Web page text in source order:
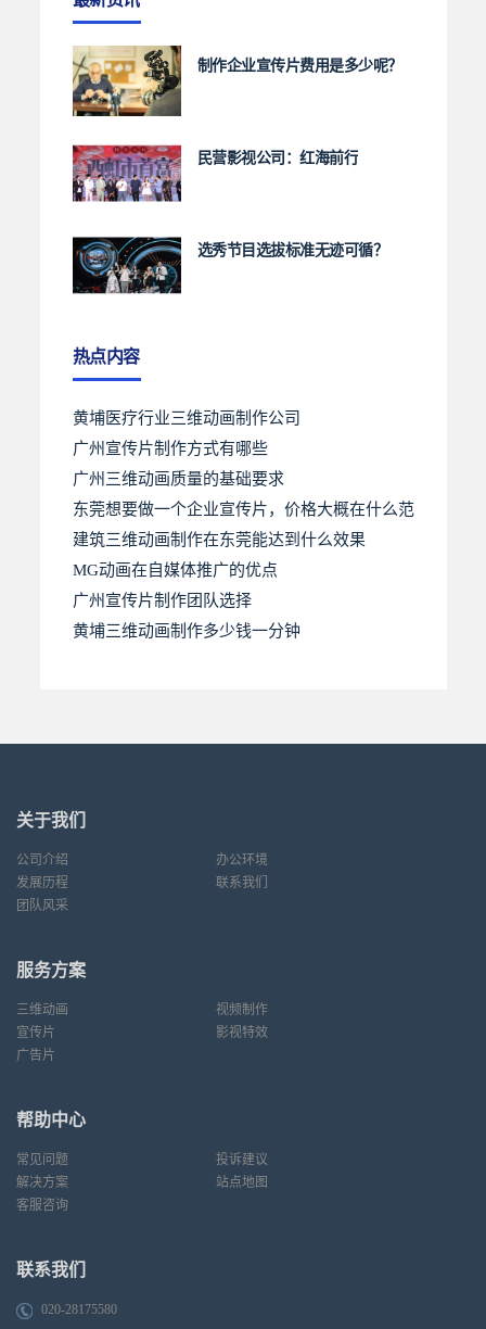
制作企业宣传片费用是多少呢？
民营影视公司：红海前行
选秀节目选拔标准无迹可循？
热点内容
黄埔医疗行业三维动画制作公司
广州宣传片制作方式有哪些
广州三维动画质量的基础要求
东莞想要做一个企业宣传片，价格大概在什么范
建筑三维动画制作在东莞能达到什么效果
MG动画在自媒体推广的优点
广州宣传片制作团队选择
黄埔三维动画制作多少钱一分钟
关于我们
公司介绍
发展历程
团队风采
办公环境
联系我们
服务方案
三维动画
宣传片
广告片
视频制作
影视特效
帮助中心
常见问题
解决方案
客服咨询
投诉建议
站点地图
联系我们
020-28175580